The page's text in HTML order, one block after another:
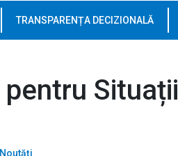
TRANSPARENȚA DECIZIONALĂ
Situații
Noutăți